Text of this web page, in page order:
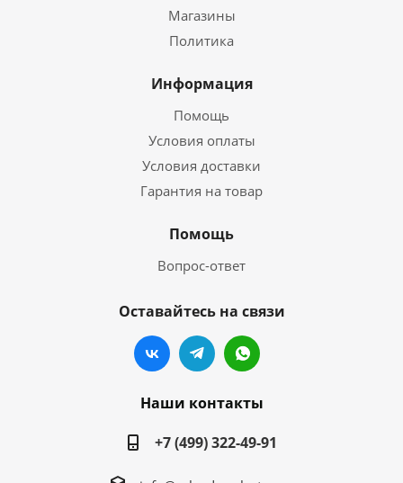
Магазины
Политика
Информация
Помощь
Условия оплаты
Условия доставки
Гарантия на товар
Помощь
Вопрос-ответ
Оставайтесь на связи
Наши контакты
+7 (499) 322-49-91